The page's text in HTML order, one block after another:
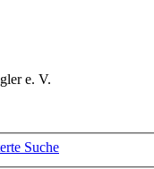
e. V.
Suche